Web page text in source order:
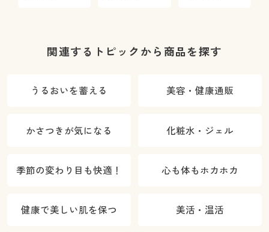
関連するトピックから商品を探す
うるおいを蓄える 美容・健康通販
かさつきが気になる 化粧水・ジェル
季節の変わり目も快適！ 心も体もホカホカ
健康で美しい肌を保つ 美活・温活